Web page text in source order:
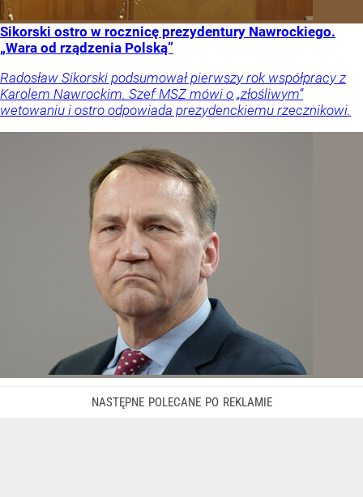
Sikorski ostro w rocznicę prezydentury Nawrockiego.
„Wara od rządzenia Polską”
Radosław Sikorski podsumował pierwszy rok współpracy z
Karolem Nawrockim. Szef MSZ mówi o „złośliwym”
wetowaniu i ostro odpowiada prezydenckiemu rzecznikowi.